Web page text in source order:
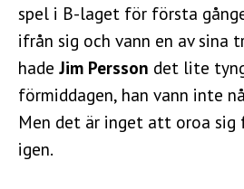
spel i B-laget för första
ifrån sig och vann en av sina
hade Jim Persson det lite
förmiddagen, han vann inte
Men det är inget att oroa sig
igen.